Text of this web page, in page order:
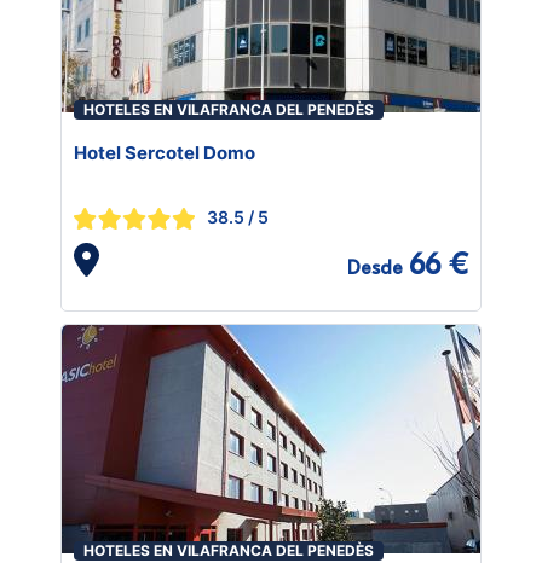
HOTELES EN VILAFRANCA DEL PENEDÈS
Hotel Sercotel Domo
38.5 / 5
Desde 66 €
HOTELES EN VILAFRANCA DEL PENEDÈS